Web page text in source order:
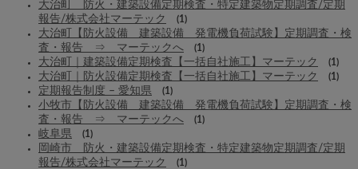
大治町 防火・建築設備定期検査・特定建築物定期調査/定期
報告/株式会社マーテック
(1)
大治町【防火設備 建築設備 発電機負荷試験】定期調査・検
査・報告 ⇒ マーテックへ
(1)
大治町｜建築設備定期検査【一括自社施工】マーテック (1)
大治町｜防火設備定期検査【一括自社施工】マーテック (1)
定期報告制度 – 愛知県 (1)
小牧市【防火設備 建築設備 発電機負荷試験】定期調査・検
査・報告 ⇒ マーテックへ
(1)
岐阜県 (1)
岡崎市 防火・建築設備定期検査・特定建築物定期調査/定期
報告/株式会社マーテック
(1)